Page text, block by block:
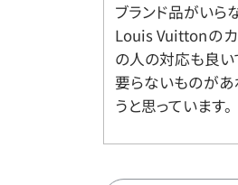
ブランド品がいら
Louis Vuittonの
の人の対応も良い
要らないものがあ
うと思っています。